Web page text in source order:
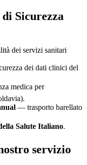
Sicurezza
dei servizi sanitari
dei dati clinici del
medica per
).
— trasporto barellato
Salute Italiano.
servizio